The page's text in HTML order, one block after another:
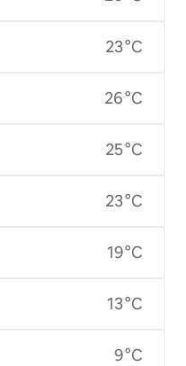
23 °C
26 °C
25 °C
23 °C
19 °C
13 °C
9 °C